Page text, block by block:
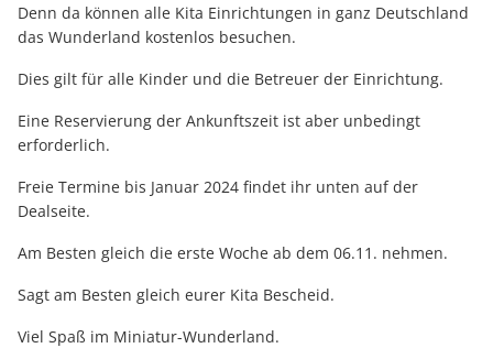
Denn da können alle Kita Einrichtungen in ganz Deutschland
das Wunderland kostenlos besuchen.
Dies gilt für alle Kinder und die Betreuer der Einrichtung.
Eine Reservierung der Ankunftszeit ist aber unbedingt
erforderlich.
Freie Termine bis Januar 2024 findet ihr unten auf der
Dealseite.
Am Besten gleich die erste Woche ab dem 06.11. nehmen.
Sagt am Besten gleich eurer Kita Bescheid.
Viel Spaß im Miniatur-Wunderland.